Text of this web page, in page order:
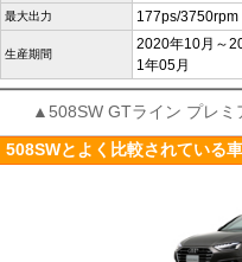
最大出力 177ps/3750rpm
生産期間
2020年10月～
1年05月
▲508SW GTライン プレミ
508SWとよく比較されている車